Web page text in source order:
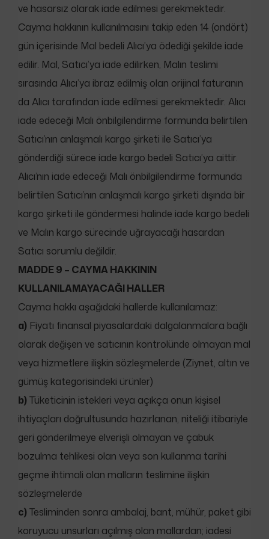
ve hasarsız olarak iade edilmesi gerekmektedir.
Cayma hakkının kullanılmasını takip eden 14 (ondört)
gün içerisinde Mal bedeli Alıcı’ya ödediği şekilde iade
edilir. Mal, Satıcı’ya iade edilirken, Malın teslimi
sırasında Alıcı’ya ibraz edilmiş olan orijinal faturanın
da Alıcı tarafından iade edilmesi gerekmektedir. Alıcı
iade edeceği Malı önbilgilendirme formunda belirtilen
Satıcı’nın anlaşmalı kargo şirketi ile Satıcı’ya
gönderdiği sürece iade kargo bedeli Satıcı’ya aittir.
Alıcı’nın iade edeceği Malı önbilgilendirme formunda
belirtilen Satıcı’nın anlaşmalı kargo şirketi dışında bir
kargo şirketi ile göndermesi halinde iade kargo bedeli
ve Malın kargo sürecinde uğrayacağı hasardan
Satıcı sorumlu değildir.
MADDE 9 – CAYMA HAKKININ
KULLANILAMAYACAĞI HALLER
Cayma hakkı aşağıdaki hallerde kullanılamaz:
a) Fiyatı finansal piyasalardaki dalgalanmalara bağlı
olarak değişen ve satıcının kontrolünde olmayan mal
veya hizmetlere ilişkin sözleşmelerde (Ziynet, altın ve
gümüş kategorisindeki ürünler)
b) Tüketicinin istekleri veya açıkça onun kişisel
ihtiyaçları doğrultusunda hazırlanan, niteliği itibariyle
geri gönderilmeye elverişli olmayan ve çabuk
bozulma tehlikesi olan veya son kullanma tarihi
geçme ihtimali olan malların teslimine ilişkin
sözleşmelerde
c) Tesliminden sonra ambalaj, bant, mühür, paket gibi
koruyucu unsurları açılmış olan mallardan; iadesi